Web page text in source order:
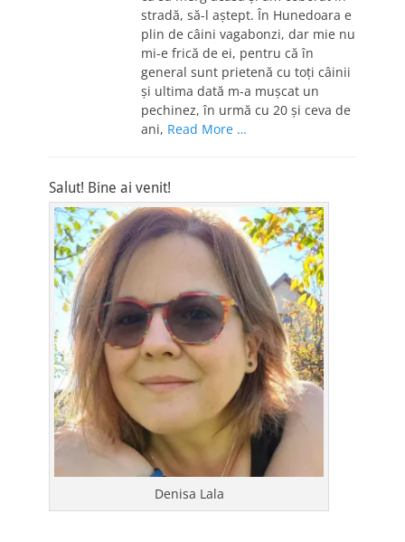
stradă, să-l aştept. În Hunedoara e
plin de câini vagabonzi, dar mie nu
mi-e frică de ei, pentru că în
general sunt prietenă cu toţi câinii
şi ultima dată m-a muşcat un
pechinez, în urmă cu 20 şi ceva de
ani, Read More …
Salut! Bine ai venit!
Denisa Lala